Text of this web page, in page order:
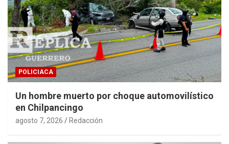
POLICIACA
Un hombre muerto por choque automovilístico
en Chilpancingo
agosto 7, 2026 Redacción